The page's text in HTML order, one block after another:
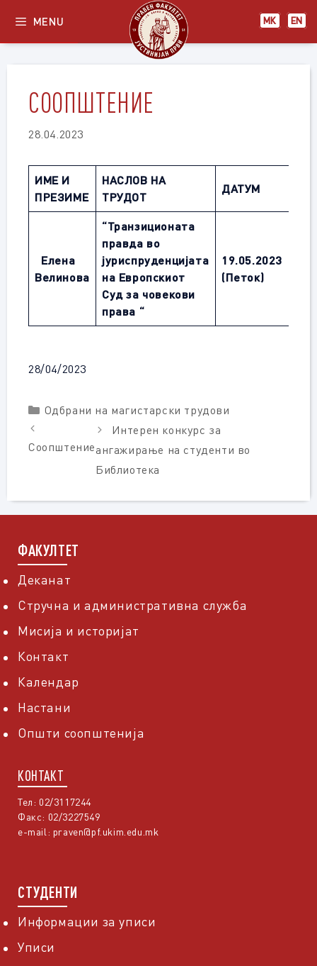
content
МК EN
MENU
СООПШТЕНИЕ
28.04.2023
ИМЕ И
ПРЕЗИМЕ
НАСЛОВ НА
ТРУДОТ
ДАТУМ
Елена
Велинова
“Транзиционата
правда во
јуриспруденцијата
на Европскиот
Суд за човекови
права “
19.05.2023
(Петок)
28/04/2023
Categories
Одбрани на магистарски трудови
Соопштение
Интерен конкурс за
ангажирање на студенти во
Библиотека
ФАКУЛТЕТ
Деканат
Стручна и административна служба
Мисија и историјат
Контакт
Календар
Настани
Општи соопштенија
КОНТАКТ
Тел: 02/3117244
Факс: 02/3227549
e-mail: praven@pf.ukim.edu.mk
СТУДЕНТИ
Информации за уписи
Уписи